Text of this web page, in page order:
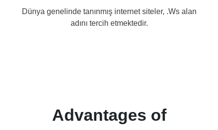
Dünya genelinde tanınmış internet siteler, .Ws alan
adını tercih etmektedir.
Advantages of